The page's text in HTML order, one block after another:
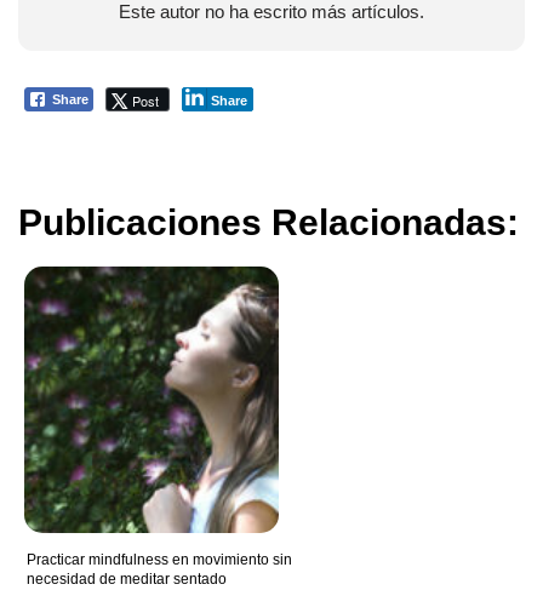
Este autor no ha escrito más artículos.
Share Post Share
Publicaciones Relacionadas:
Practicar mindfulness en movimiento sin
necesidad de meditar sentado